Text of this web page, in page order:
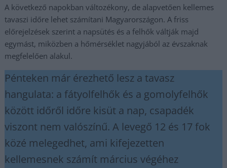
A következő napokban változékony, de alapvetően kellemes
tavaszi időre lehet számítani Magyarországon. A friss
előrejelzések szerint a napsütés és a felhők váltják majd
egymást, miközben a hőmérséklet nagyjából az évszaknak
megfelelően alakul.
Pénteken már érezhető lesz a tavasz
hangulata: a fátyolfelhők és a gomolyfelhők
között időről időre kisüt a nap, csapadék
viszont nem valószínű. A levegő 12 és 17 fok
közé melegedhet, ami kifejezetten
kellemesnek számít március végéhez